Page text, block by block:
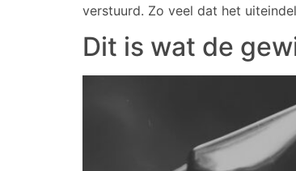
verstuurd. Zo veel dat het
Dit is wat de